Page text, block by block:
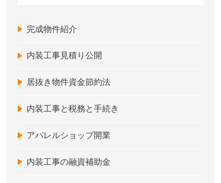
完成物件紹介
内装工事見積り公開
居抜き物件資金節約法
内装工事と税務と手続き
アパレルショップ開業
内装工事の融資補助金